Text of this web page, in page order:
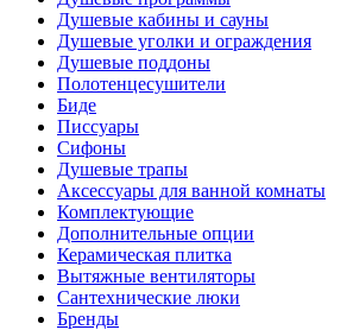
Душевые кабины и сауны
Душевые уголки и ограждения
Душевые поддоны
Полотенцесушители
Биде
Писсуары
Сифоны
Душевые трапы
Аксессуары для ванной комнаты
Комплектующие
Дополнительные опции
Керамическая плитка
Вытяжные вентиляторы
Сантехнические люки
Бренды